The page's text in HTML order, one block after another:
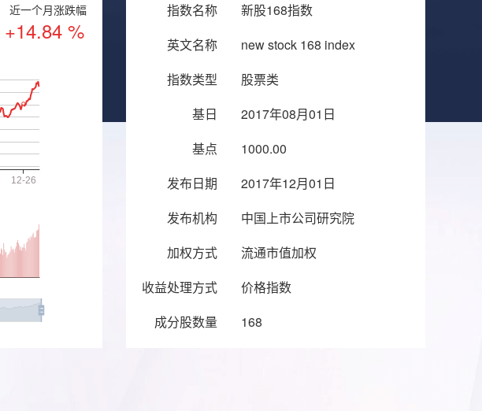
近一个月涨跌幅
+14.84 %
指数名称
新股168指数
英文名称
new stock 168 index
指数类型
股票类
基日
2017年08月01日
基点
1000.00
发布日期
2017年12月01日
发布机构
中国上市公司研究院
加权方式
流通市值加权
收益处理方式
价格指数
成分股数量
168